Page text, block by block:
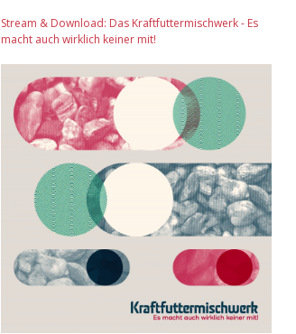
Stream & Download: Das Kraftfuttermischwerk - Es
macht auch wirklich keiner mit!